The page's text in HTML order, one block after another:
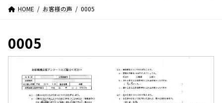
HOME お客様の声 0005
0005